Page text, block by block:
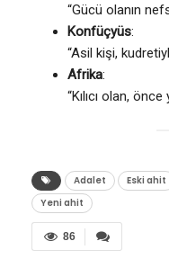
“Gücü olanın
Konfüçyüs:
“Asil kişi,
Afrika:
“Kılıcı olan,
Adalet Eski ahit
Yeni ahit
86